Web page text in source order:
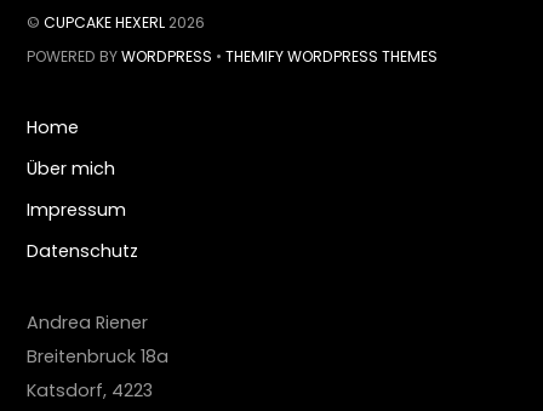
©CUPCAKE HEXERL 2026
POWERED BYWORDPRESS •THEMIFY WORDPRESS THEMES
Home
Über mich
Impressum
Datenschutz
Andrea Riener
Breitenbruck 18a
Katsdorf, 4223